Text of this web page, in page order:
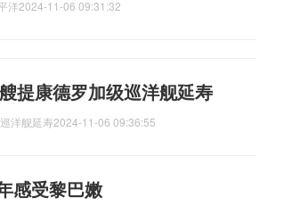
洋2024-11-06 09:31:32
提康德罗加级巡洋舰延寿
洋舰延寿2024-11-06 09:36:55
感受黎巴嫩